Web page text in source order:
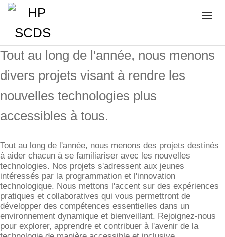
ACTIVITÉS À HP SCDS
Tout au long de l'année, nous menons
divers projets visant à rendre les
nouvelles technologies plus
accessibles à tous.
Tout au long de l'année, nous menons des projets destinés
à aider chacun à se familiariser avec les nouvelles
technologies. Nos projets s'adressent aux jeunes
intéressés par la programmation et l'innovation
technologique. Nous mettons l'accent sur des expériences
pratiques et collaboratives qui vous permettront de
développer des compétences essentielles dans un
environnement dynamique et bienveillant. Rejoignez-nous
pour explorer, apprendre et contribuer à l'avenir de la